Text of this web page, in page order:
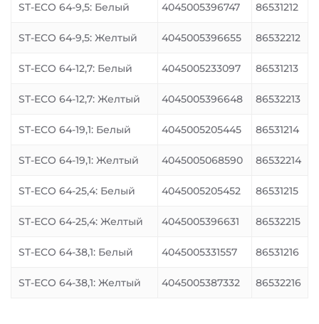
ST-ECO 64-9,5: Белый 4045005396747 86531212
ST-ECO 64-9,5: Желтый 4045005396655 86532212
ST-ECO 64-12,7: Белый 4045005233097 86531213
ST-ECO 64-12,7: Желтый 4045005396648 86532213
ST-ECO 64-19,1: Белый 4045005205445 86531214
ST-ECO 64-19,1: Желтый 4045005068590 86532214
ST-ECO 64-25,4: Белый 4045005205452 86531215
ST-ECO 64-25,4: Желтый 4045005396631 86532215
ST-ECO 64-38,1: Белый 4045005331557 86531216
ST-ECO 64-38,1: Желтый 4045005387332 86532216